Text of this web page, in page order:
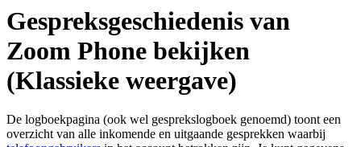
Gespreksgeschiedenis van
Zoom Phone bekijken
(Klassieke weergave)
De logboekpagina (ook wel gesprekslogboek genoemd) toont een
overzicht van alle inkomende en uitgaande gesprekken waarbij